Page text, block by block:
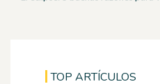
TOP ARTÍCULOS